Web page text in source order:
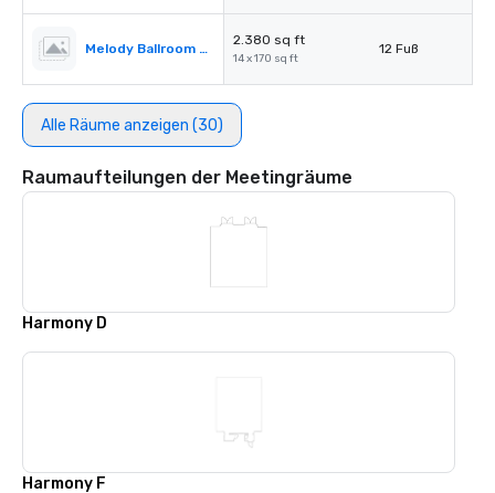
Melody Ballroom Pre-function Space
2.380 sq ft
14 x 170 sq ft
12 Fuß
Alle Räume anzeigen (30)
Raumaufteilungen der Meetingräume
Harmony D
Harmony F